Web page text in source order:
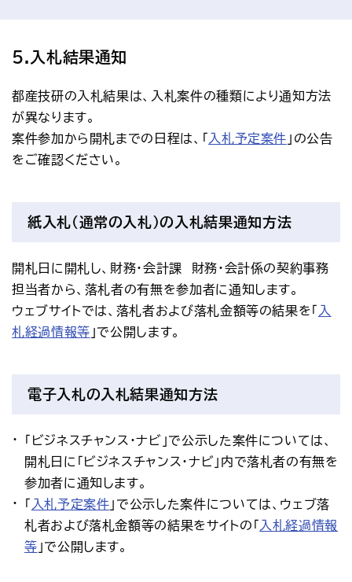
5.入札結果通知
都産技研の入札結果は、入札案件の種類により通知方法
が異なります。
案件参加から開札までの日程は、「
入札予定案件 」の公告
をご確認ください。
紙入札（通常の入札）の入札結果通知方法
開札日に開札し、財務・会計課　財務・会計係の契約事務
担当者から、落札者の有無を参加者に通知します。
ウェブサイトでは、落札者および落札金額等の結果を「
入
札経過情報等 」で公開します。
電子入札の入札結果通知方法
「ビジネスチャンス・ナビ」で公示した案件については、
開札日に「ビジネスチャンス・ナビ」内で落札者の有無を
参加者に通知します。
入札予定案件 」で公示した案件については、ウェブ落
札者および落札金額等の結果をサイトの「
入札経過情報
等 」で公開します。